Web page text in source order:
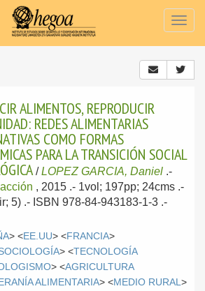
ALIMENTOS, REPRODUCIR
REDES ALIMENTARIAS
COMO FORMAS
PARA LA TRANSICIÓN SOCIAL
/LOPEZ GARCIA, Daniel .-
, 2015 .- 1vol; 197pp; 24cms .-
5) .- ISBN 978-84-943183-1-3 .-
> <EE.UU> <FRANCIA>
> <TECNOLOGÍA
> <AGRICULTURA
ALIMENTARIA> <MEDIO RURAL >